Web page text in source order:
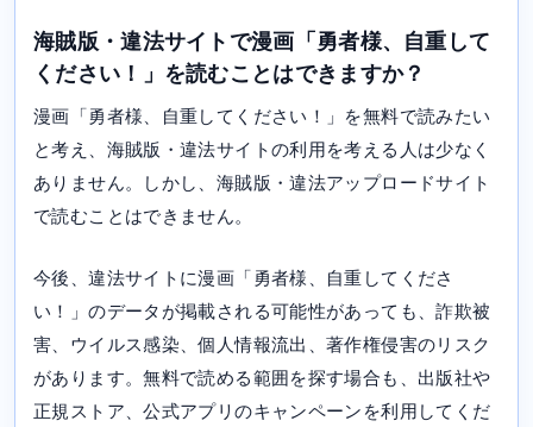
海賊版・違法サイトで漫画「勇者様、自重して
ください！」を読むことはできますか？
漫画「勇者様、自重してください！」を無料で読みたい
と考え、海賊版・違法サイトの利用を考える人は少なく
ありません。しかし、海賊版・違法アップロードサイト
で読むことはできません。
今後、違法サイトに漫画「勇者様、自重してくださ
い！」のデータが掲載される可能性があっても、詐欺被
害、ウイルス感染、個人情報流出、著作権侵害のリスク
があります。無料で読める範囲を探す場合も、出版社や
正規ストア、公式アプリのキャンペーンを利用してくだ